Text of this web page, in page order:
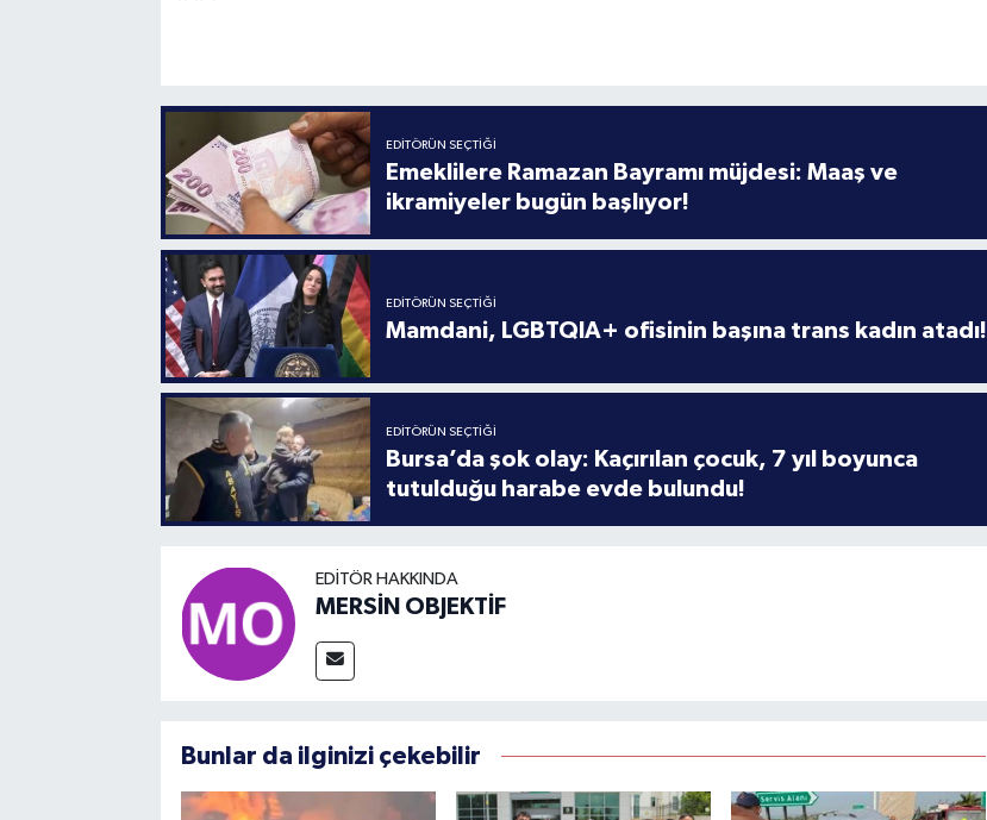
EDITÖRÜN SEÇTIĞI
Emeklilere Ramazan Bayramı müjdesi: Maaş ve
ikramiyeler bugün başlıyor!
EDITÖRÜN SEÇTIĞI
Mamdani, LGBTQIA+ ofisinin başına trans kadın atadı!
EDITÖRÜN SEÇTIĞI
Bursa’da şok olay: Kaçırılan çocuk, 7 yıl boyunca
tutulduğu harabe evde bulundu!
EDITÖR HAKKINDA
MERSİN OBJEKTİF
Bunlar da ilginizi çekebilir